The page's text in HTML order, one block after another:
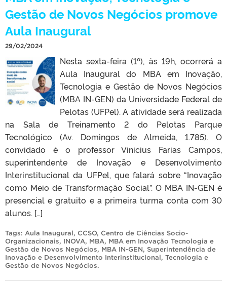
Gestão de Novos Negócios promove
Aula Inaugural
29/02/2024
Nesta sexta-feira (1º), às 19h, ocorrerá a
Aula Inaugural do MBA em Inovação,
Tecnologia e Gestão de Novos Negócios
(MBA IN-GEN) da Universidade Federal de
Pelotas (UFPel). A atividade será realizada
na Sala de Treinamento 2 do Pelotas Parque
Tecnológico (Av. Domingos de Almeida, 1.785). O
convidado é o professor Vinicius Farias Campos,
superintendente de Inovação e Desenvolvimento
Interinstitucional da UFPel, que falará sobre “Inovação
como Meio de Transformação Social”. O MBA IN-GEN é
presencial e gratuito e a primeira turma conta com 30
alunos. […]
Tags: Aula Inaugural, CCSO, Centro de Ciências Socio-
Organizacionais, INOVA, MBA, MBA em Inovação Tecnologia e
Gestão de Novos Negócios, MBA IN-GEN, Superintendência de
Inovação e Desenvolvimento Interinstitucional, Tecnologia e
Gestão de Novos Negócios.